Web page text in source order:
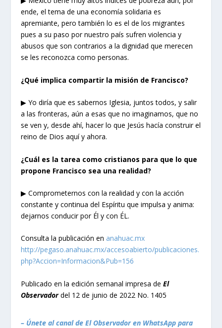
ende, el tema de una economía solidaria es
apremiante, pero también lo es el de los migrantes
pues a su paso por nuestro país sufren violencia y
abusos que son contrarios a la dignidad que merecen
se les reconozca como personas.
¿Qué implica compartir la misión de Francisco?
▶ Yo diría que es sabernos Iglesia, juntos todos, y salir
a las fronteras, aún a esas que no imaginamos, que no
se ven y, desde ahí, hacer lo que Jesús hacía construir el
reino de Dios aquí y ahora.
¿Cuál es la tarea como cristianos para que lo que
propone Francisco sea una realidad?
▶ Comprometernos con la realidad y con la acción
constante y continua del Espíritu que impulsa y anima:
dejarnos conducir por Él y con ÉL.
Consulta la publicación en anahuac.mx
http://pegaso.anahuac.mx/accesoabierto/publicaciones.
php?Accion=Informacion&Pub=156
Publicado en la edición semanal impresa deEl
Observadordel 12 de junio de 2022 No. 1405
– Únete al canal de El Observador en WhatsApp para